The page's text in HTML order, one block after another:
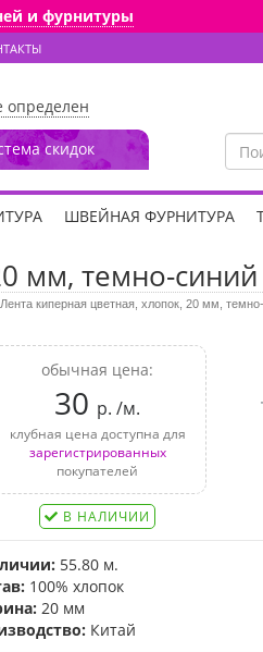
и фурнитуры
определен
скидок
ШВЕЙНАЯ ФУРНИТУРА
мм, темно-
Лента киперная цветная, хлопок, 20 мм,
обычная цена:
30 р. /м.
клубная цена доступна для
зарегистрированных
покупателей
В НАЛИЧИИ
55.80 м.
100% хлопок
20 мм
Китай